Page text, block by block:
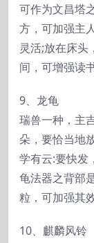
可作为文昌塔
方，可加强主
灵活;放在床头
间，可增强读
9、龙龟
瑞兽一种，主
朵，要恰当地
学有云:要快发
龟法器之背部
粒，可加强其效
10、麒麟风铃